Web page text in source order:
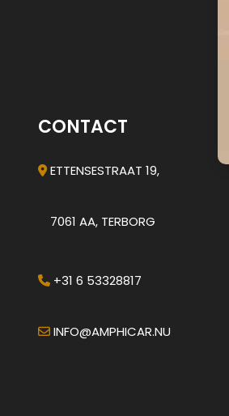
CONTACT
ETTENSESTRAAT 19,
7061 AA, TERBORG
+31 6 53328817
INFO@AMPHICAR.NU